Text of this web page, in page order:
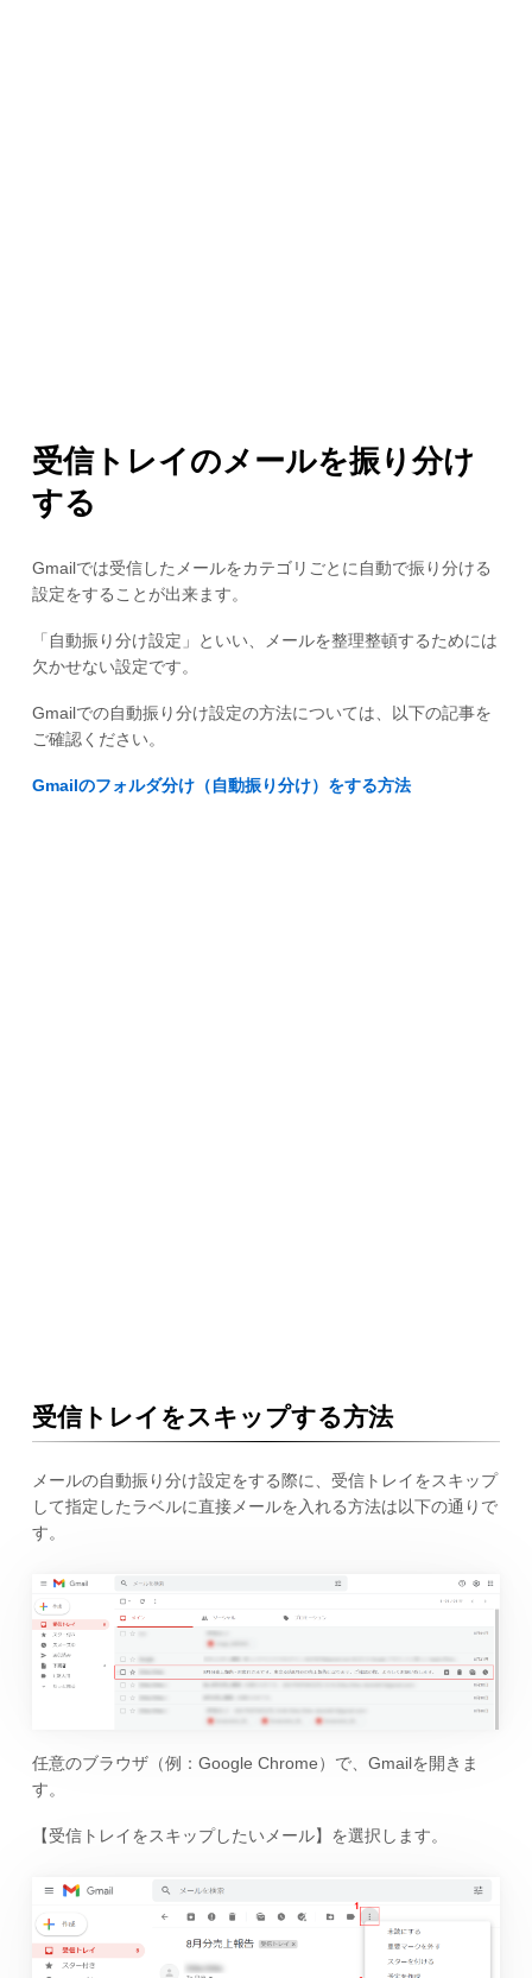
受信トレイのメールを振り分け
する
Gmailでは受信したメールをカテゴリごとに自動で振り分ける
設定をすることが出来ます。
「自動振り分け設定」といい、メールを整理整頓するためには
欠かせない設定です。
Gmailでの自動振り分け設定の方法については、以下の記事を
ご確認ください。
Gmailのフォルダ分け（自動振り分け）をする方法
受信トレイをスキップする方法
メールの自動振り分け設定をする際に、受信トレイをスキップ
して指定したラベルに直接メールを入れる方法は以下の通りで
す。
任意のブラウザ（例：Google Chrome）で、Gmailを開きま
す。
【受信トレイをスキップしたいメール】を選択します。